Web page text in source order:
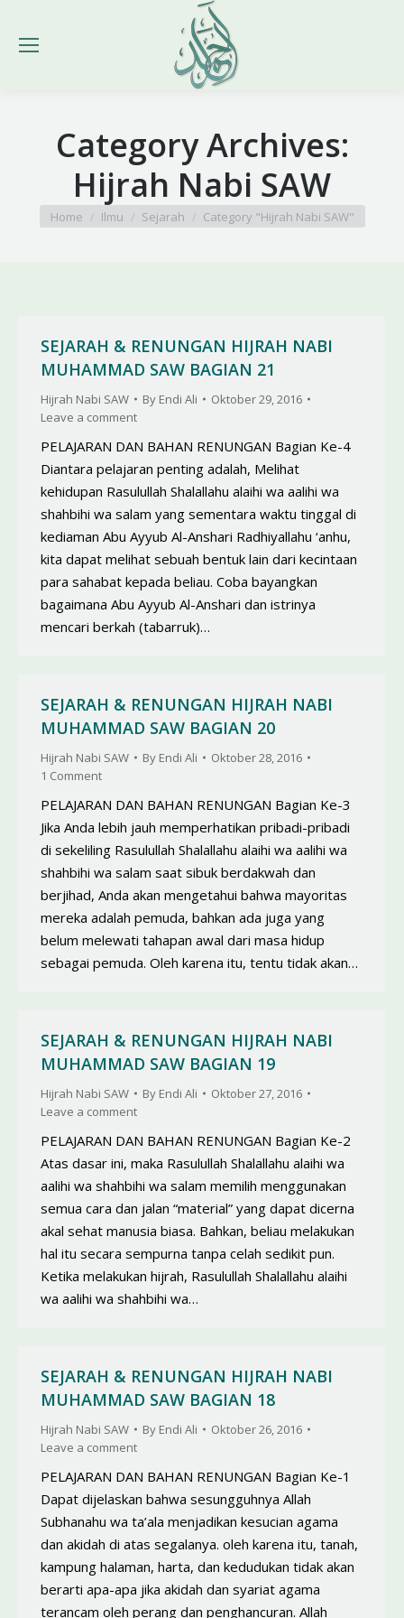
Category Archives:
Hijrah Nabi SAW
You are here:
Home Ilmu Sejarah Category "Hijrah Nabi SAW"
SEJARAH & RENUNGAN HIJRAH NABI
MUHAMMAD SAW BAGIAN 21
Hijrah Nabi SAW By Endi Ali
Oktober 29, 2016
Leave a comment
PELAJARAN DAN BAHAN RENUNGAN Bagian Ke-4
Diantara pelajaran penting adalah, Melihat
kehidupan Rasulullah Shalallahu alaihi wa aalihi wa
shahbihi wa salam yang sementara waktu tinggal di
kediaman Abu Ayyub Al-Anshari Radhiyallahu ‘anhu,
kita dapat melihat sebuah bentuk lain dari kecintaan
para sahabat kepada beliau. Coba bayangkan
bagaimana Abu Ayyub Al-Anshari dan istrinya
mencari berkah (tabarruk)…
SEJARAH & RENUNGAN HIJRAH NABI
MUHAMMAD SAW BAGIAN 20
Hijrah Nabi SAW By Endi Ali
Oktober 28, 2016
1 Comment
PELAJARAN DAN BAHAN RENUNGAN Bagian Ke-3
Jika Anda lebih jauh memperhatikan pribadi-pribadi
di sekeliling Rasulullah Shalallahu alaihi wa aalihi wa
shahbihi wa salam saat sibuk berdakwah dan
berjihad, Anda akan mengetahui bahwa mayoritas
mereka adalah pemuda, bahkan ada juga yang
belum melewati tahapan awal dari masa hidup
sebagai pemuda. Oleh karena itu, tentu tidak akan…
SEJARAH & RENUNGAN HIJRAH NABI
MUHAMMAD SAW BAGIAN 19
Hijrah Nabi SAW By Endi Ali
Oktober 27, 2016
Leave a comment
PELAJARAN DAN BAHAN RENUNGAN Bagian Ke-2
Atas dasar ini, maka Rasulullah Shalallahu alaihi wa
aalihi wa shahbihi wa salam memilih menggunakan
semua cara dan jalan “material” yang dapat dicerna
akal sehat manusia biasa. Bahkan, beliau melakukan
hal itu secara sempurna tanpa celah sedikit pun.
Ketika melakukan hijrah, Rasulullah Shalallahu alaihi
wa aalihi wa shahbihi wa…
SEJARAH & RENUNGAN HIJRAH NABI
MUHAMMAD SAW BAGIAN 18
Hijrah Nabi SAW By Endi Ali
Oktober 26, 2016
Leave a comment
PELAJARAN DAN BAHAN RENUNGAN Bagian Ke-1
Dapat dijelaskan bahwa sesungguhnya Allah
Subhanahu wa ta’ala menjadikan kesucian agama
dan akidah di atas segalanya. oleh karena itu, tanah,
kampung halaman, harta, dan kedudukan tidak akan
berarti apa-apa jika akidah dan syariat agama
terancam oleh perang dan penghancuran. Allah